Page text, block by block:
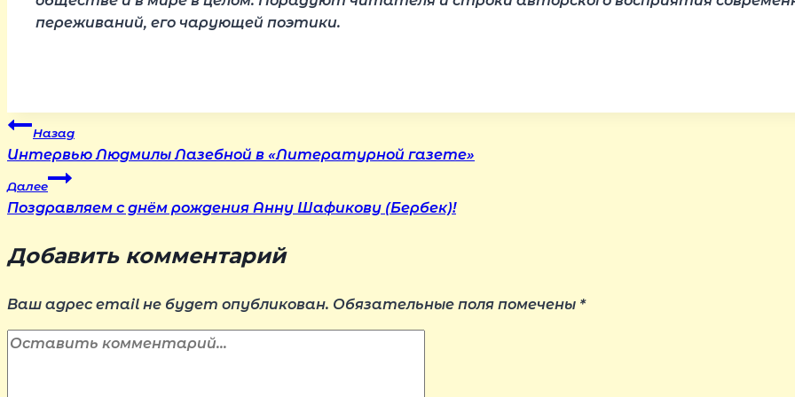
переживаний, его чарующей поэтики.
Навигация
по
Назад
Интервью Людмилы Лазебной в «Литературной газете»
Далее
Поздравляем с днём рождения Анну Шафикову (Бербек)!
Добавить комментарий
Ваш адрес email не будет опубликован. Обязательные поля помечены *